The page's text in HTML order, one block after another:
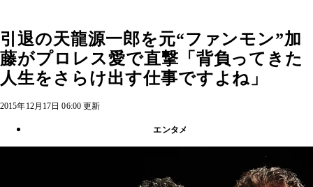
引退の天龍源一郎を元“ファンモン”加
藤がプロレス愛で直撃「背負ってきた
人生をさらけ出す仕事ですよね」
2015年12月17日 06:00 更新
エンタメ